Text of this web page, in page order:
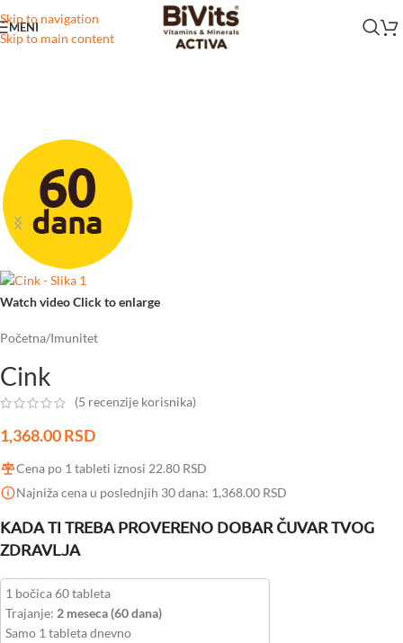
Skip to navigation
Skip to main content
MENI
Watch videoClick to enlarge
Početna/Imunitet
Cink
(5 recenzije korisnika)
1,368.00RSD
Cena po 1 tableti iznosi 22.80 RSD
Najniža cena u poslednjih 30 dana: 1,368.00 RSD
KADA TI TREBA PROVERENO DOBAR ČUVAR TVOG
ZDRAVLJA
1 bočica 60 tableta
Trajanje: 2 meseca (60 dana)
Samo 1 tableta dnevno